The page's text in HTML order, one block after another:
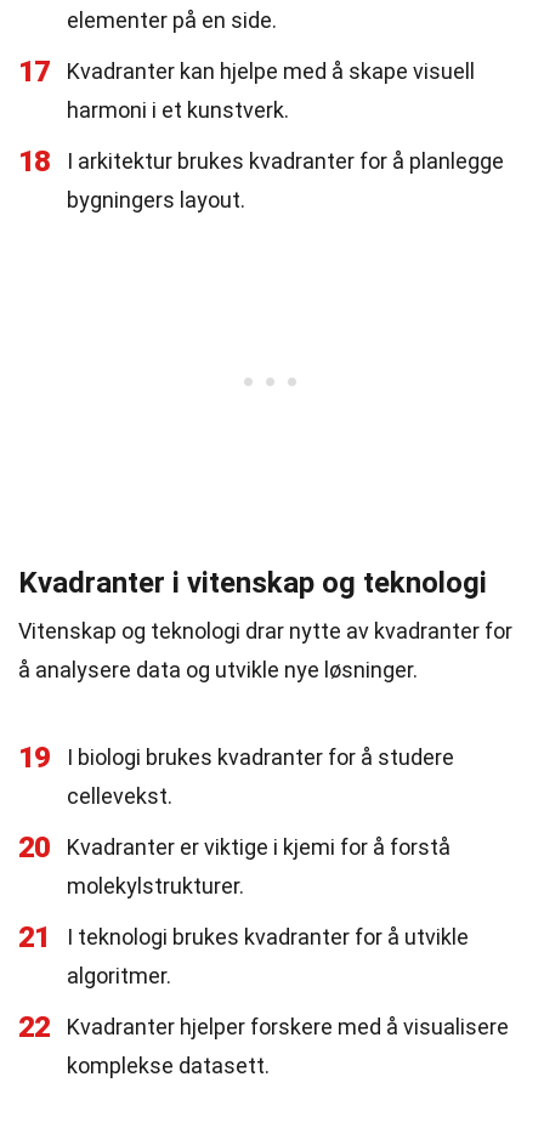
elementer på en side.
17
Kvadranter kan hjelpe med å skape visuell
harmoni i et kunstverk.
18
I arkitektur brukes kvadranter for å planlegge
bygningers layout.
Kvadranter i vitenskap og teknologi
Vitenskap og teknologi drar nytte av kvadranter for
å analysere data og utvikle nye løsninger.
19
I biologi brukes kvadranter for å studere
cellevekst.
20
Kvadranter er viktige i kjemi for å forstå
molekylstrukturer.
21
I teknologi brukes kvadranter for å utvikle
algoritmer.
22
Kvadranter hjelper forskere med å visualisere
komplekse datasett.